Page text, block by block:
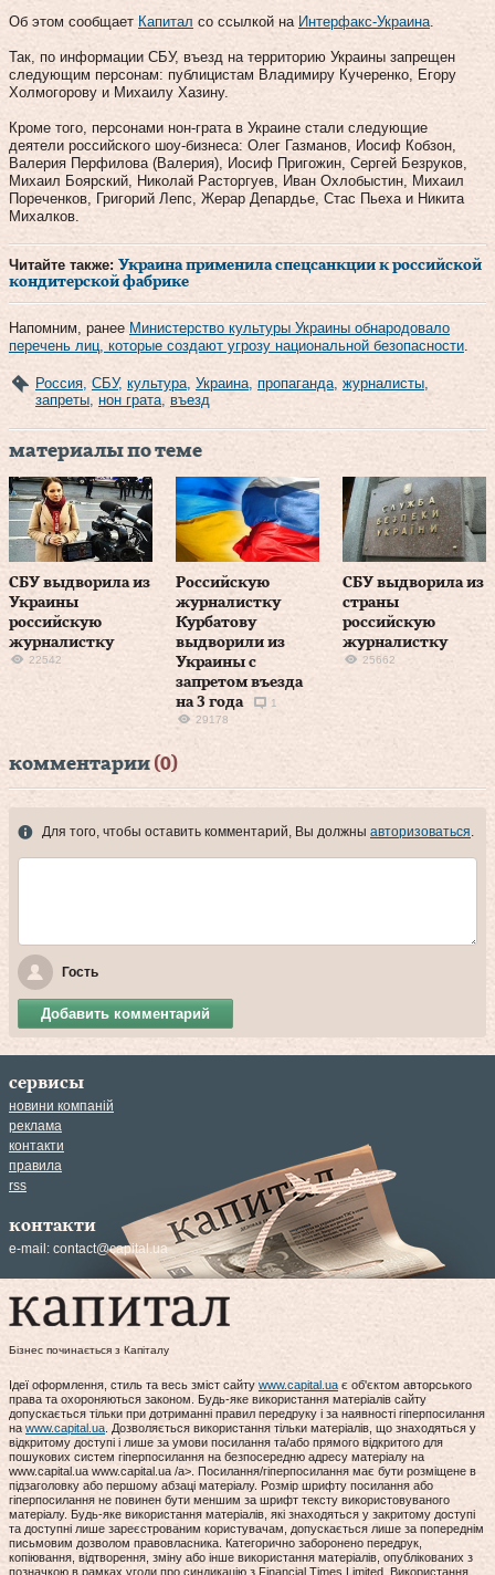
Об этом сообщает Капитал со ссылкой на Интерфакс-Украина
Так, по информации СБУ, въезд на территорию Украины запрещен
следующим персонам: публицистам Владимиру Кучеренко, Егору
Холмогорову и Михаилу Хазину.
Кроме того, персонами нон-грата в Украине стали следующие
деятели российского шоу-бизнеса: Олег Газманов, Иосиф Кобзон,
Валерия Перфилова (Валерия), Иосиф Пригожин, Сергей Безруков,
Михаил Боярский, Николай Расторгуев, Иван Охлобыстин, Михаил
Пореченков, Григорий Лепс, Жерар Депардье, Стас Пьеха и Никита
Михалков.
Читайте также: Украина применила спецсанкции к российской
кондитерской фабрике
Напомним, ранее Министерство культуры Украины обнародовало
перечень лиц, которые создают угрозу национальной безопасности
Россия СБУ, культура Украина пропаганда журналисты
запреты нон грата въезд
материалы по теме
СБУ выдворила из
Украины
российскую
журналистку
22542
Российскую
журналистку
Курбатову
выдворили из
Украины с
запретом въезда
на 3 года
1
29178
СБУ выдворила из
страны
российскую
журналистку
25662
комментарии (0)
Для того, чтобы оставить комментарий, Вы должны авторизоваться.
Гость
Добавить комментарий
сервисы
новини компаній
реклама
контакти
правила
rss
контакти
e-mail: contact@capital.ua
Бізнес починається з Капіталу
Ідеї оформлення, стиль та весь зміст сайту www.capital.ua є об'єктом авторського
права та охороняються законом. Будь-яке використання матеріалів сайту
допускається тільки при дотриманні правил передруку і за наявності гіперпосилання
на www.capital.ua. Дозволяється використання тільки матеріалів, що знаходяться у
відкритому доступі і лише за умови посилання та/або прямого відкритого для
пошукових систем гіперпосилання на безпосередню адресу матеріалу на
www.capital.ua www.capital.ua /a>. Посилання/гіперпосилання має бути розміщене в
підзаголовку або першому абзаці матеріалу. Розмір шрифту посилання або
гіперпосилання не повинен бути меншим за шрифт тексту використовуваного
матеріалу. Будь-яке використання матеріалів, які знаходяться у закритому доступі
та доступні лише зареєстрованим користувачам, допускається лише за попереднім
письмовим дозволом правовласника. Категорично заборонено передрук,
копіювання, відтворення, зміну або інше використання матеріалів, опублікованих з
позначкою в рамках угоди про синдикацію з Financial Times Limited. Використання